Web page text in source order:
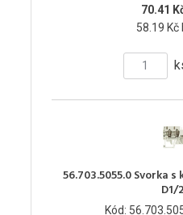
70.41
58.19 Kč
56.703.5055.0 Svorka
D1/
Kód: